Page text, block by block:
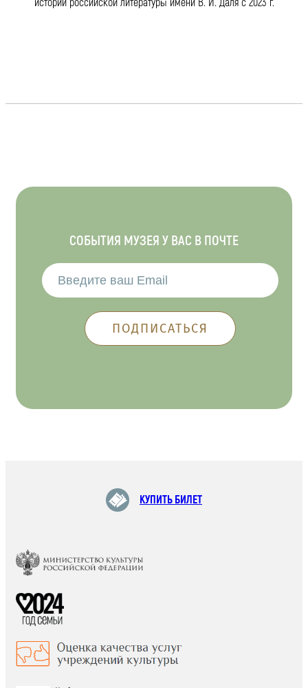
СОБЫТИЯ МУЗЕЯ У ВАС В ПОЧТЕ
КУПИТЬ БИЛЕТ